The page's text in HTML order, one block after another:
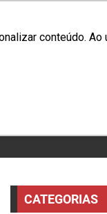
conteúdo.
CATEGORIAS